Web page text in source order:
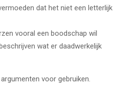
dat het niet een letterlijk
vooral een boodschap wil
wat er daadwerkelijk
voor gebruiken.